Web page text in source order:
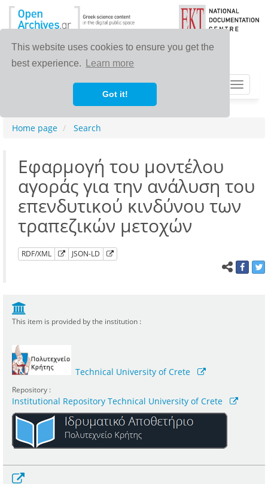
This website uses cookies to ensure you get the
best experience.
Learn more
Got it!
Toggle
Home page Search
Εφαρμογή του μοντέλου
αγοράς για την ανάλυση του
επενδυτικού κινδύνου των
τραπεζικών μετοχών
RDF/XML JSON-LD
This item is provided by the institution :
Technical University of Crete
Repository :
Institutional Repository Technical University of Crete